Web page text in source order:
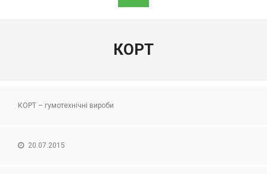
КОРТ
КОРТ – гумотехнічні вироби
20.07.2015